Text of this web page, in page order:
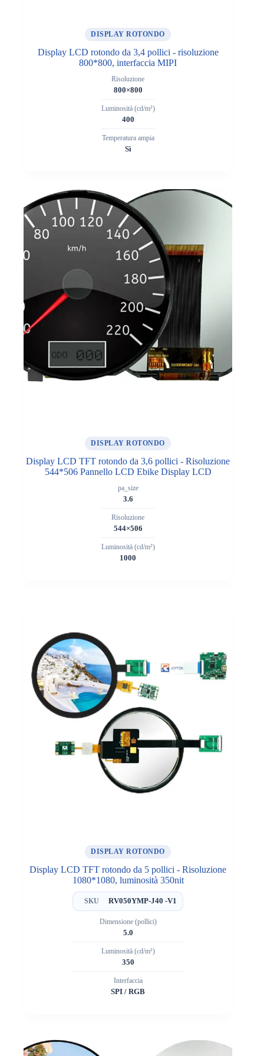
DISPLAY ROTONDO
Display LCD rotondo da 3,4 pollici - risoluzione
800*800, interfaccia MIPI
Risoluzione
800×800
Luminosità (cd/m²)
400
Temperatura ampia
Sì
DISPLAY ROTONDO
Display LCD TFT rotondo da 3,6 pollici - Risoluzione
544*506 Pannello LCD Ebike Display LCD
pa_size
3.6
Risoluzione
544×506
Luminosità (cd/m²)
1000
DISPLAY ROTONDO
Display LCD TFT rotondo da 5 pollici - Risoluzione
1080*1080, luminosità 350nit
SKU RV050YMP-J40 -V1
Dimensione (pollici)
5.0
Luminosità (cd/m²)
350
Interfaccia
SPI / RGB